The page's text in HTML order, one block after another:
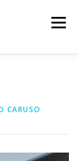
Menu
CARUSO